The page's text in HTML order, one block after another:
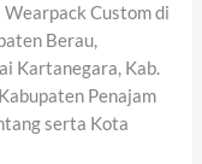
Custom di
Berau,
Kartanegara, Kab.
Penajam
serta Kota